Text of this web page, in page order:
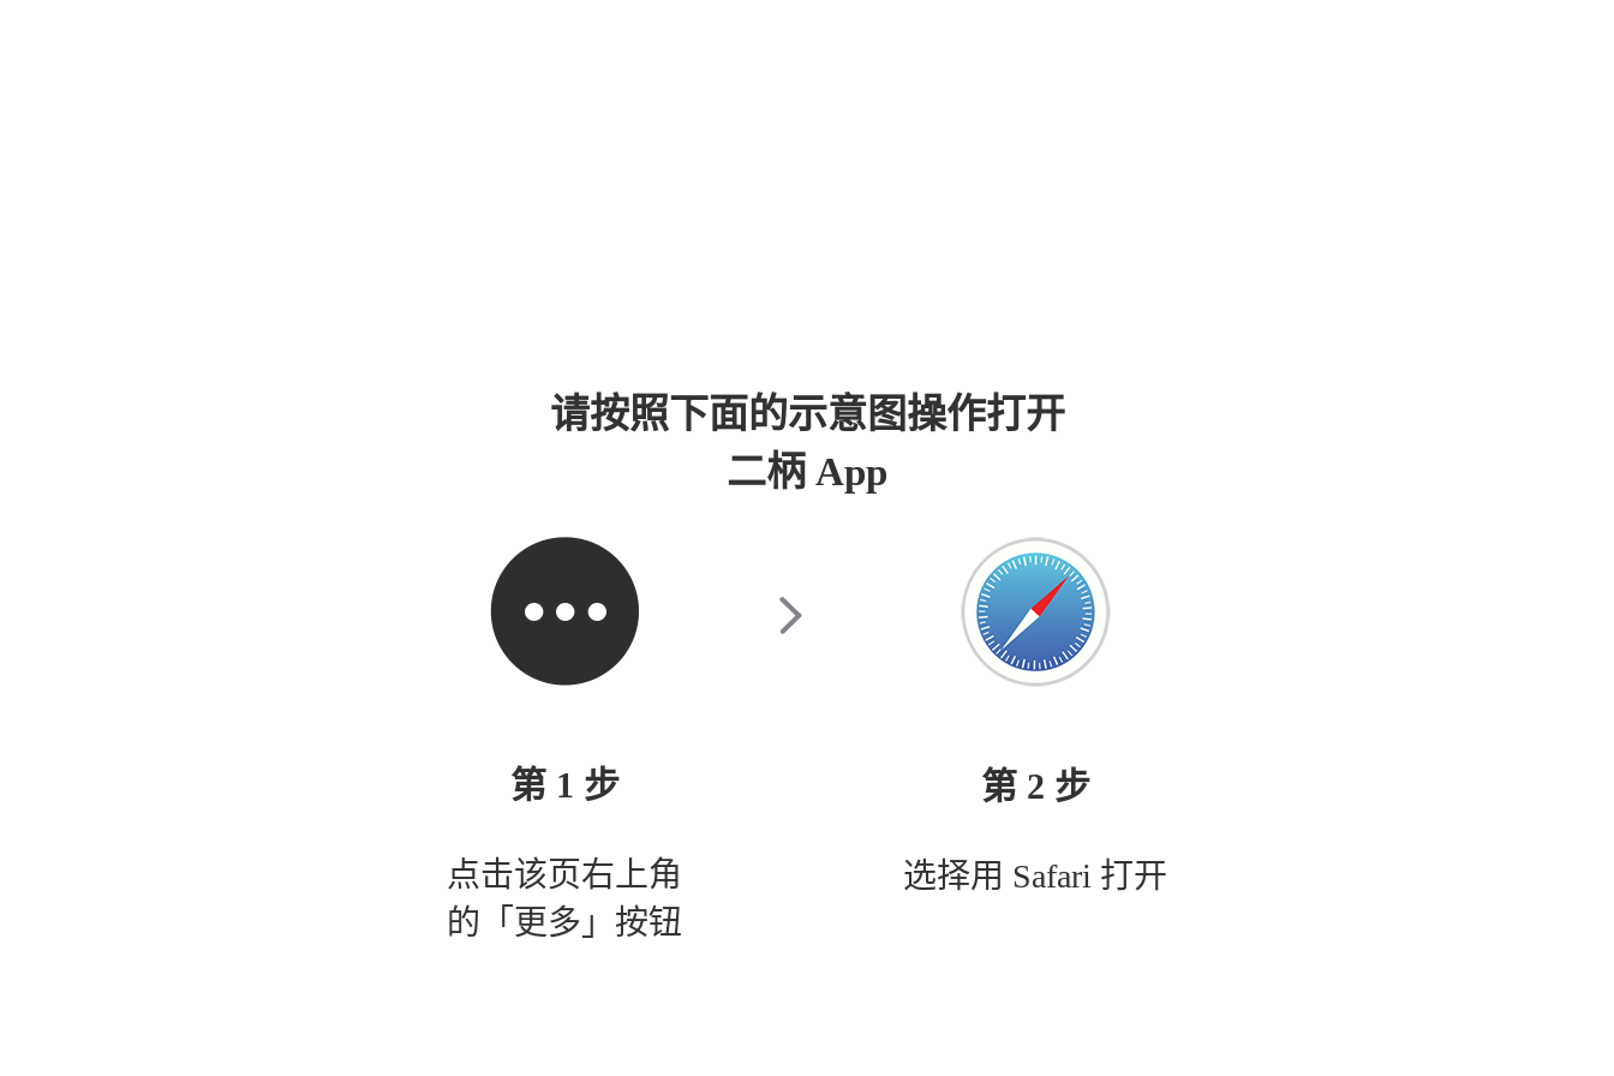
请按照下面的示意图操作打开
二柄 App
第 1 步
点击该页右上角
的「更多」按钮
第 2 步
选择用 Safari 打开